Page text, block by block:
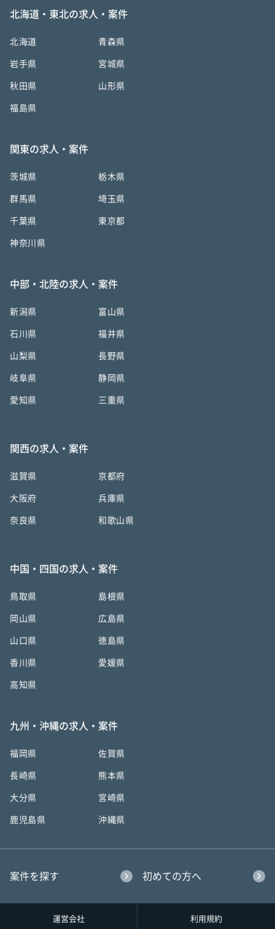
北海道・東北の求人・案件
北海道 青森県
岩手県 宮城県
秋田県 山形県
福島県
関東の求人・案件
茨城県 栃木県
群馬県 埼玉県
千葉県 東京都
神奈川県
中部・北陸の求人・案件
新潟県 富山県
石川県 福井県
山梨県 長野県
岐阜県 静岡県
愛知県 三重県
関西の求人・案件
滋賀県 京都府
大阪府 兵庫県
奈良県 和歌山県
中国・四国の求人・案件
鳥取県 島根県
岡山県 広島県
山口県 徳島県
香川県 愛媛県
高知県
九州・沖縄の求人・案件
福岡県 佐賀県
長崎県 熊本県
大分県 宮崎県
鹿児島県 沖縄県
案件を探す 初めての方へ
運営会社 利用規約